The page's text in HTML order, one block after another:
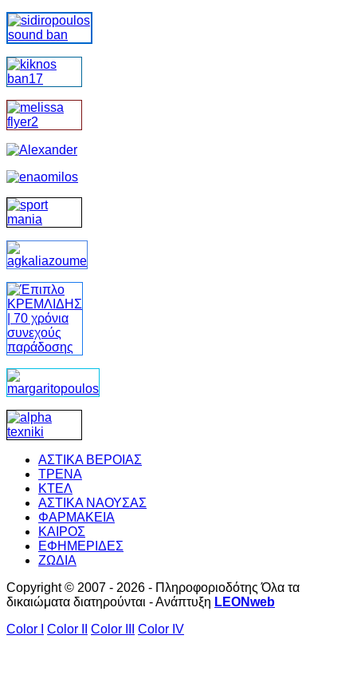
ΑΣΤΙΚΑ ΒΕΡΟΙΑΣ
ΤΡΕΝΑ
ΚΤΕΛ
ΑΣΤΙΚΑ ΝΑΟΥΣΑΣ
ΦΑΡΜΑΚΕΙΑ
ΚΑΙΡΟΣ
ΕΦΗΜΕΡΙΔΕΣ
ΖΩΔΙΑ
Copyright © 2007 - 2026 - Πληροφοριοδότης Όλα τα
δικαιώματα διατηρούνται - Ανάπτυξη LEONweb
Color I
Color II Color III Color IV